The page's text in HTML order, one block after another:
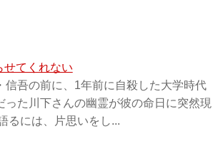
せてくれない
信吾の前に、1年前に自殺した大学時代
った川下さんの幽霊が彼の命日に突然現
るには、片思いをし...